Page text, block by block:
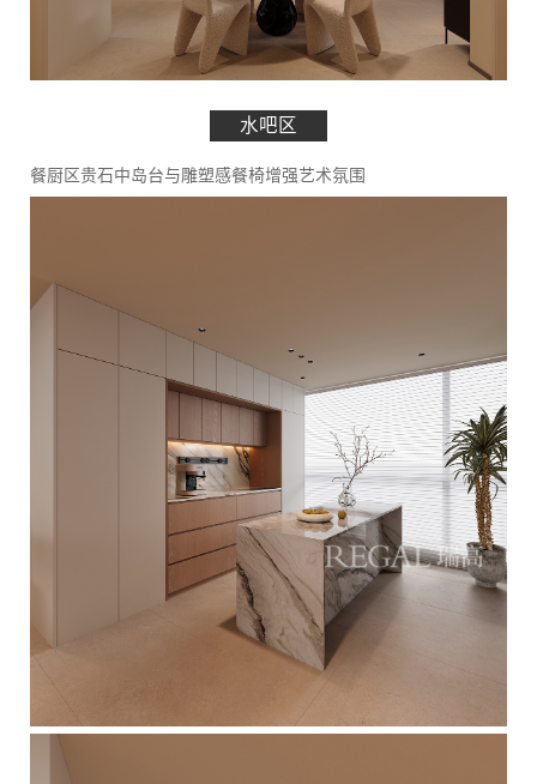
水吧区
餐厨区贵石中岛台与雕塑感餐椅增强艺术氛围